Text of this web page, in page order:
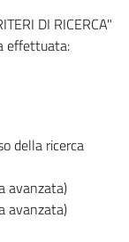
DI RICERCA"
effettuata:
della ricerca
avanzata)
avanzata)